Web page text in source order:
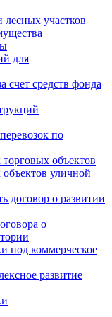
участков
для
счет средств фонда
по
объектов
уличной
договор о развитии
о
под коммерческое
развитие